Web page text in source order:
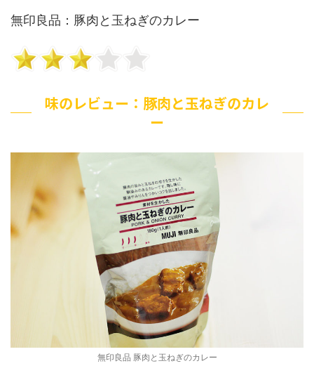
無印良品：豚肉と玉ねぎのカレー
味のレビュー：豚肉と玉ねぎのカレ
ー
無印良品 豚肉と玉ねぎのカレー